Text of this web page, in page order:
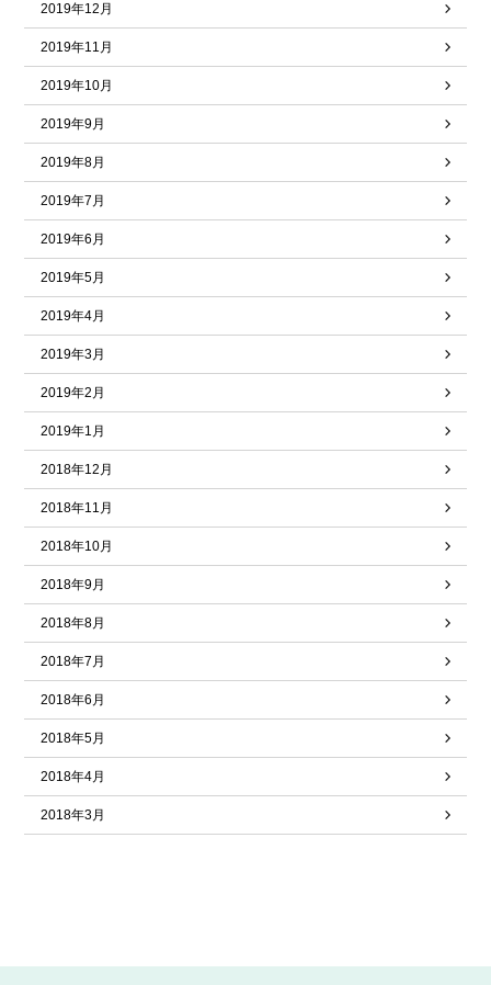
2019年12月
2019年11月
2019年10月
2019年9月
2019年8月
2019年7月
2019年6月
2019年5月
2019年4月
2019年3月
2019年2月
2019年1月
2018年12月
2018年11月
2018年10月
2018年9月
2018年8月
2018年7月
2018年6月
2018年5月
2018年4月
2018年3月